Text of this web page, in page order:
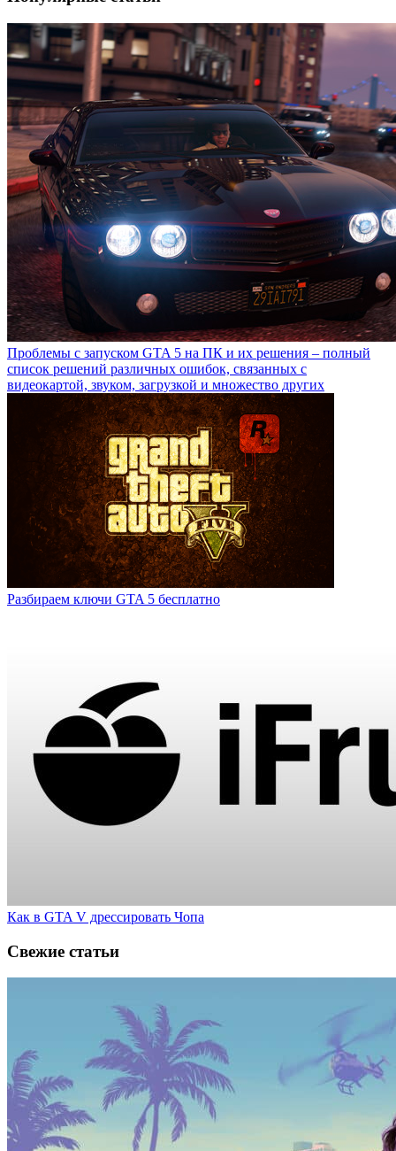
Проблемы с запуском GTA 5 на ПК и их решения – полный
список решений различных ошибок, связанных с
видеокартой, звуком, загрузкой и множество других
Разбираем ключи GTA 5 бесплатно
Как в GTA V дрессировать Чопа
Свежие статьи